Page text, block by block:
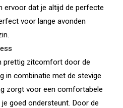
ervoor dat je altijd de perfecte
voor lange avonden
prettig zitcomfort door de
in combinatie met de stevige
zorgt voor een comfortabele
goed ondersteunt. Door de